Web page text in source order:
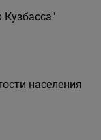
Кузбасса"
населения